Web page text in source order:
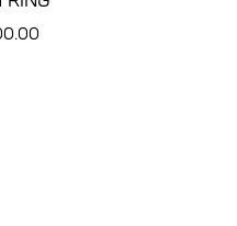
מחיר